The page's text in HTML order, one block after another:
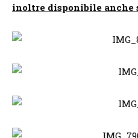
inoltre disponibile anche